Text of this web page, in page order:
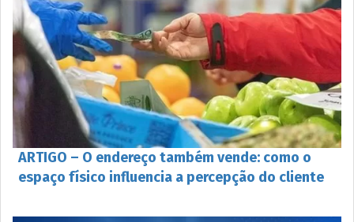
ARTIGO – O endereço também vende: como o
espaço físico influencia a percepção do cliente